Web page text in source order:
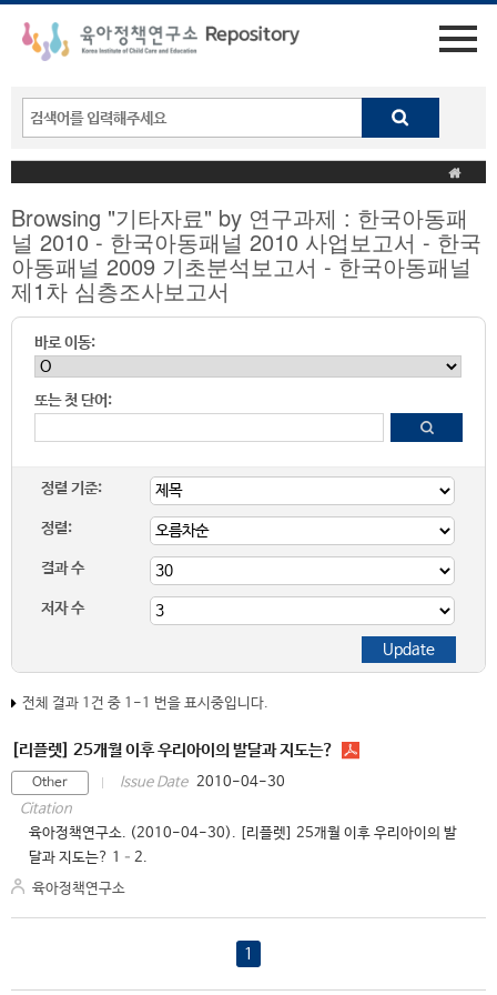
Browsing "기타자료" by 연구과제 : 한국아동패
널 2010 - 한국아동패널 2010 사업보고서 - 한국
아동패널 2009 기초분석보고서 - 한국아동패널
제1차 심층조사보고서
바로 이동:
또는 첫 단어:
정렬 기준:
정렬:
결과 수
저자 수
전체 결과 1건 중 1-1 번을 표시중입니다.
[리플렛] 25개월 이후 우리아이의 발달과 지도는?
Other Issue Date 2010-04-30
Citation
육아정책연구소. (2010-04-30). [리플렛] 25개월 이후 우리아이의 발
달과 지도는? 1–2.
육아정책연구소
1